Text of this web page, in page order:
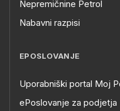
Nepremičnine Petrol
Nabavni razpisi
EPOSLOVANJE
Uporabniški portal Moj
ePoslovanje za podjetja